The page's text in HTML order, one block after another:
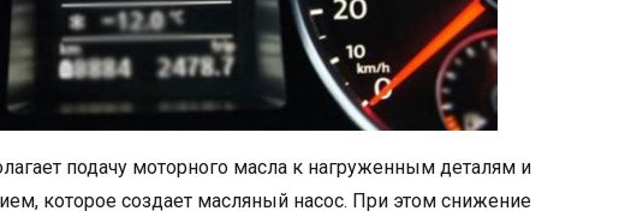
подачу моторного масла к нагруженным деталям и
которое создает масляный насос. При этом снижение